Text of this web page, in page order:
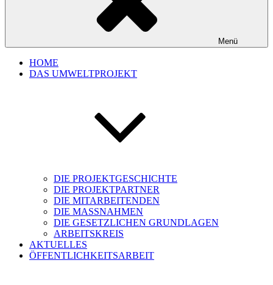
Menü
HOME
DAS UMWELTPROJEKT
DIE PROJEKTGESCHICHTE
DIE PROJEKTPARTNER
DIE MITARBEITENDEN
DIE MASSNAHMEN
DIE GESETZLICHEN GRUNDLAGEN
ARBEITSKREIS
AKTUELLES
ÖFFENTLICHKEITSARBEIT